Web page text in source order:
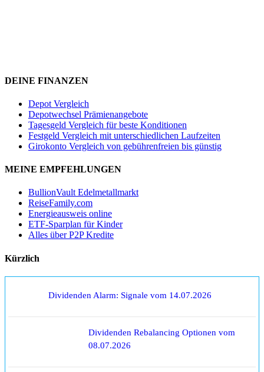
DEINE FINANZEN
Depot Vergleich
Depotwechsel Prämienangebote
Tagesgeld Vergleich für beste Konditionen
Festgeld Vergleich mit unterschiedlichen Laufzeiten
Girokonto Vergleich von gebührenfreien bis günstig
MEINE EMPFEHLUNGEN
BullionVault Edelmetallmarkt
ReiseFamily.com
Energieausweis online
ETF-Sparplan für Kinder
Alles über P2P Kredite
Kürzlich
Dividenden Alarm: Signale vom 14.07.2026
Dividenden Rebalancing Optionen vom
08.07.2026